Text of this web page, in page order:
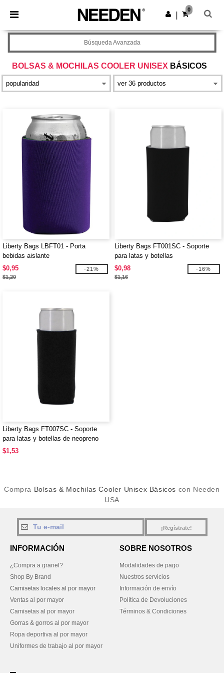
× App de Needen
¡Mejores precios en app!
Descargar app
0
BOLSAS & MOCHILAS COOLER UNISEX BÁSICOS
Búsqueda Avanzada
Liberty Bags LBFT01 - Porta
bebidas aislante
$0,95
$1,20
-21%
Liberty Bags FT001SC - Soporte
para latas y botellas
$0,98
$1,16
-16%
Liberty Bags FT007SC - Soporte
para latas y botellas de neopreno
Slim
$1,53
Compra Bolsas & Mochilas Cooler Unisex Básicos con Needen
USA
¡Regístrate!
INFORMACIÓN
¿Compra a granel?
Shop By Brand
Camisetas locales al por mayor
Ventas al por mayor
Camisetas al por mayor
Gorras & gorros al por mayor
Ropa deportiva al por mayor
Uniformes de trabajo al por mayor
SOBRE NOSOTROS
Modalidades de pago
Nuestros servicios
Información de envío
Política de Devoluciones
Términos & Condiciones